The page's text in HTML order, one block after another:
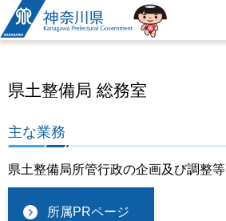
神奈川県
県土整備局 総務室
主な業務
県土整備局所管行政の企画及び調整等
所属PRページ